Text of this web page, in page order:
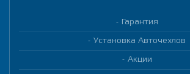
Гарантия
Установка Авточехлов
Акции